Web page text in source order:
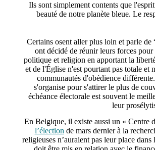
Ils sont simplement contents que
beauté de notre planète bleue. Le
Certains osent aller plus loin et parle
ont décidé de réunir leurs forces
politique et religion en apportant la
et de l'Église n'est pourtant pas totale
communautés d'obédience
s'organise pour s'attirer le plus de
échéance électorale est souvent le
leur
En Belgique, il existe aussi un « Centre
l’élection de mars dernier à la
religieuses n’auraient pas leur place